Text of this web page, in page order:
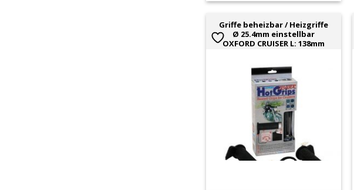
Griffe beheizbar / Heizgriffe
Ø 25.4mm einstellbar
OXFORD CRUISER L: 138mm